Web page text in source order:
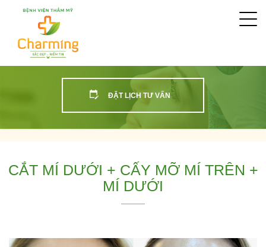
ĐẶT LỊCH TƯ VẤN
CẮT MÍ DƯỚI + CẤY MỠ MÍ TRÊN +
MÍ DƯỚI